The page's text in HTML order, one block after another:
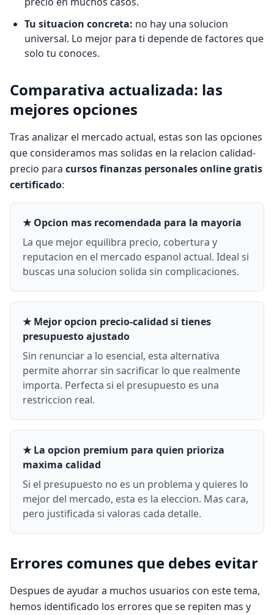
Tu situacion concreta: no hay una solucion
universal. Lo mejor para ti depende de factores que
solo tu conoces.
Comparativa actualizada: las
mejores opciones
Tras analizar el mercado actual, estas son las opciones
que consideramos mas solidas en la relacion calidad-
precio para cursos finanzas personales online gratis
certificado:
★ Opcion mas recomendada para la mayoria
La que mejor equilibra precio, cobertura y
reputacion en el mercado espanol actual. Ideal si
buscas una solucion solida sin complicaciones.
★ Mejor opcion precio-calidad si tienes
presupuesto ajustado
Sin renunciar a lo esencial, esta alternativa
permite ahorrar sin sacrificar lo que realmente
importa. Perfecta si el presupuesto es una
restriccion real.
★ La opcion premium para quien prioriza
maxima calidad
Si el presupuesto no es un problema y quieres lo
mejor del mercado, esta es la eleccion. Mas cara,
pero justificada si valoras cada detalle.
Errores comunes que debes evitar
Despues de ayudar a muchos usuarios con este tema,
hemos identificado los errores que se repiten mas y